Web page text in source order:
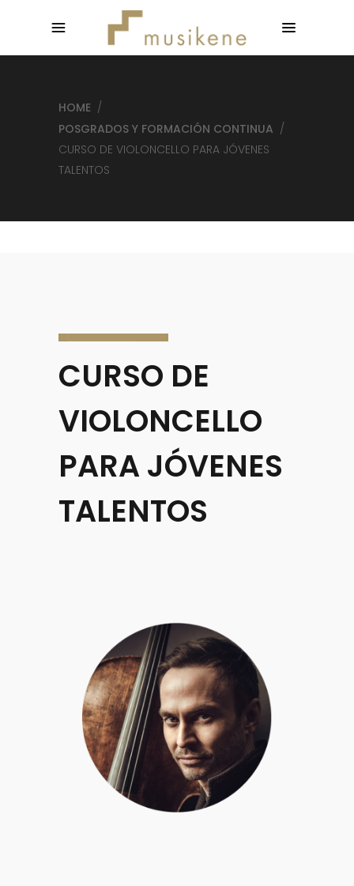
HOME /
POSGRADOS Y FORMACIÓN CONTINUA /
CURSO DE VIOLONCELLO PARA JÓVENES
TALENTOS
CURSO DE
VIOLONCELLO
PARA JÓVENES
TALENTOS